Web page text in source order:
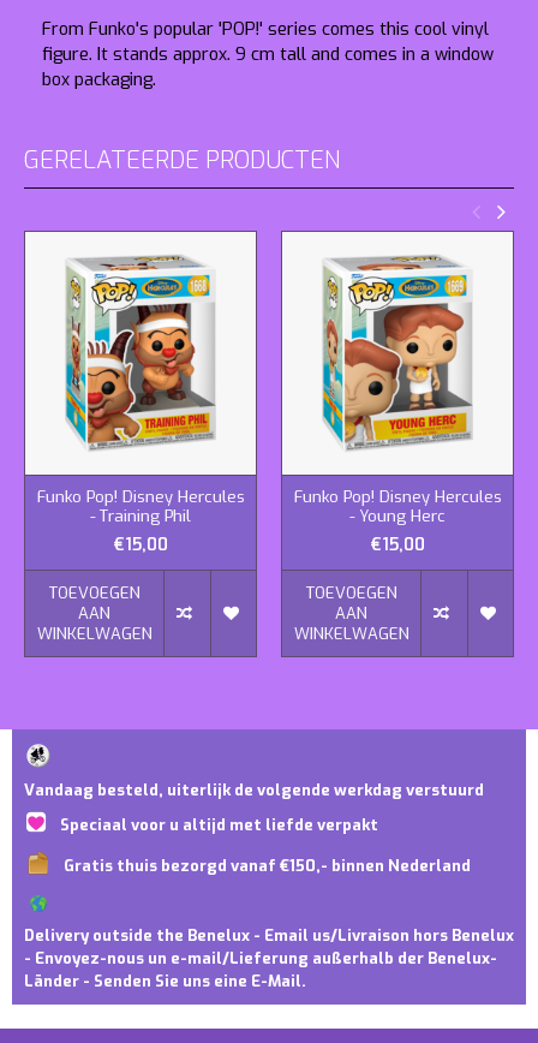
From Funko's popular 'POP!' series comes this cool vinyl
figure. It stands approx. 9 cm tall and comes in a window
box packaging.
GERELATEERDE PRODUCTEN
Funko Pop! Disney Hercules
- Training Phil
€15,00
TOEVOEGEN
AAN
WINKELWAGEN
Funko Pop! Disney Hercules
- Young Herc
€15,00
TOEVOEGEN
AAN
WINKELWAGEN
Vandaag besteld, uiterlijk de volgende werkdag verstuurd
Speciaal voor u altijd met liefde verpakt
Gratis thuis bezorgd vanaf €150,- binnen Nederland
Delivery outside the Benelux - Email us/Livraison hors Benelux
- Envoyez-nous un e-mail/Lieferung außerhalb der Benelux-
Länder - Senden Sie uns eine E-Mail.